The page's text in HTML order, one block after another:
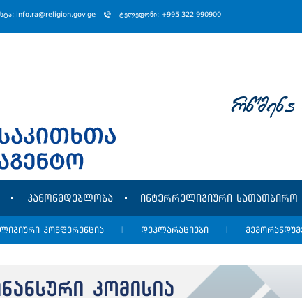
info.ra@religion.gov.ge ტელეფონი: +995 322 990900
კანონმდებლობა ინტერრელიგიური სათათბირო
კონფერენცია დეკლარაციები
კომისია